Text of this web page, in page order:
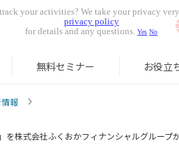
無料セミナー お役立
報
株式会社ふくおかフィナンシャルグループ
your activities? We take your privacy very
privacy policy
for details and any questions.Yes No